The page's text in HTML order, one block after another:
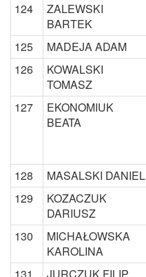
124
ZALEWSKI
BARTEK
125 MADEJA ADAM
126
KOWALSKI
TOMASZ
127
EKONOMIUK
BEATA
128
MASALSKI DANIEL
129
KOZACZUK
DARIUSZ
130
MICHAŁOWSKA
KAROLINA